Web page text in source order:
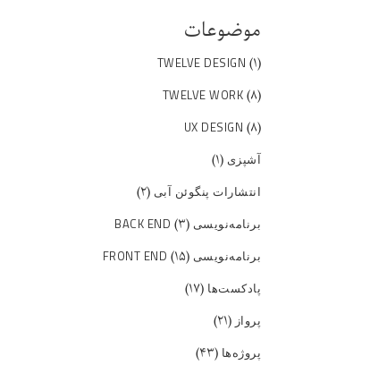
موضوعات
TWELVE DESIGN (۱)
TWELVE WORK (۸)
UX DESIGN (۸)
آشپزی (۱)
انتشارات پنگوئن آبی (۲)
برنامه‌نویسی BACK END (۳)
برنامه‌نویسی FRONT END (۱۵)
پادکست‌ها (۱۷)
پرواز(۲۱)
پروژه‌ها (۴۳)